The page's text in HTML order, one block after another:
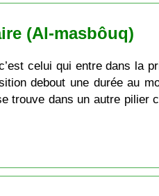
(Al-masbôuq)
celui qui entre dans la
debout une durée au
trouve dans un autre pilier